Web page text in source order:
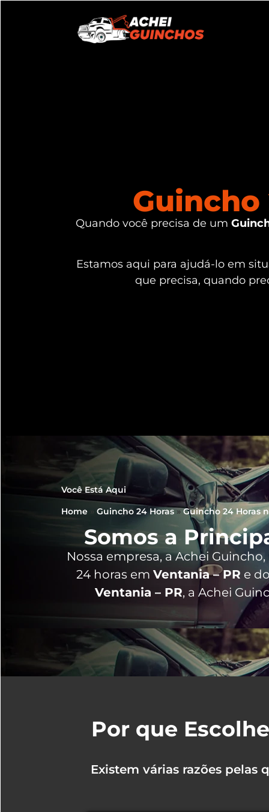
Guincho
Quando você precisa de um
Estamos aqui para ajudá-lo em
que precisa, quando
Você Está Aqui
Home
Guincho 24 Horas»Guincho 24 Horas
Somos a
Nossa empresa, aAchei Guincho
24 horas em Ventania – PR e
Ventania – PR, a Achei
Por que
Existem várias razões